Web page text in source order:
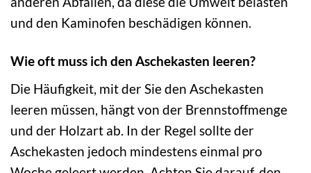
und den Kaminofen beschädigen können.
Wie oft muss ich den Aschekasten leeren?
Die Häufigkeit, mit der Sie den Aschekasten
leeren müssen, hängt von der Brennstoffmenge
und der Holzart ab. In der Regel sollte der
Aschekasten jedoch mindestens einmal pro